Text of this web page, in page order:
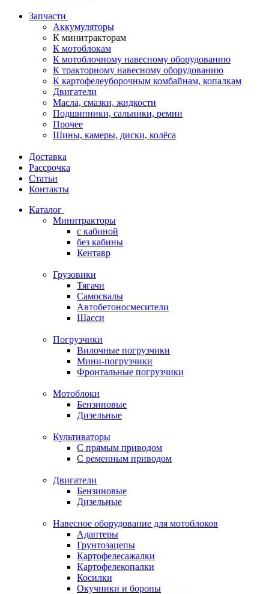
Запчасти
Аккумуляторы
К минитракторам
К мотоблокам
К мотоблочному навесному оборудованию
К тракторному навесному оборудованию
К картофелеуборочным комбайнам, копалкам
Двигатели
Масла, смазки, жидкости
Подшипники, сальники, ремни
Прочее
Шины, камеры, диски, колёса
Доставка
Рассрочка
Статьи
Контакты
Каталог
Минитракторы
c кабиной
без кабины
Кентавр
Грузовики
Тягачи
Самосвалы
Автобетоносмесители
Шасси
Погрузчики
Вилочные погрузчики
Мини-погрузчики
Фронтальные погрузчики
Мотоблоки
Бензиновые
Дизельные
Культиваторы
С прямым приводом
С ременным приводом
Двигатели
Бензиновые
Дизельные
Навесное оборудование для мотоблоков
Адаптеры
Грунтозацепы
Картофелесажалки
Картофелекопалки
Косилки
Окучники и бороны